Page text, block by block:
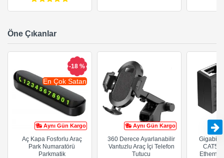
Öne Çıkanlar
Aynı Gün Kargo
En Çok Satan
-18 %
Aç Kapa Fosforlu Araç
Park Numaratörü
Parkmatik
Aynı Gün Kargo
360 Derece Ayarlanabilir
Vantuzlu Araç İçi Telefon
Tutucu
Gigabit
CAT5e